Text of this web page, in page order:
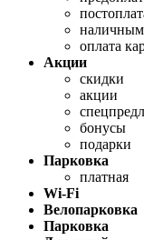
оплата
Акции
скидки
акции
бонусы
подарки
Парковка
платная
Wi-Fi
Велопарковка
Парковка